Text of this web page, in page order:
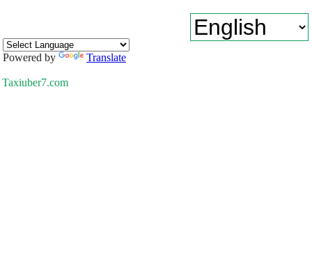
Powered by Translate
Taxiuber7.com